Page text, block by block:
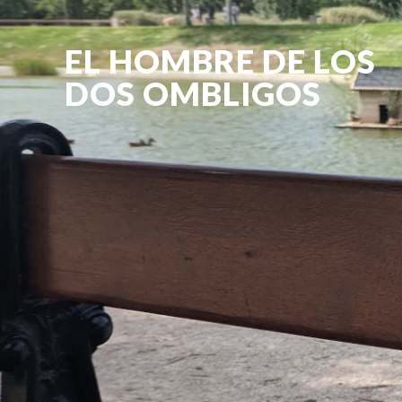
EL HOMBRE DE LOS
DOS OMBLIGOS